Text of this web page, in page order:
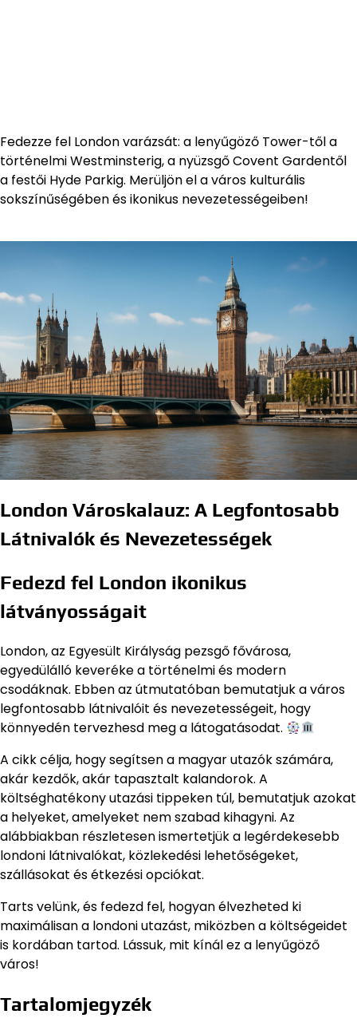
Fedezze fel London varázsát: a lenyűgöző Tower-től a
történelmi Westminsterig, a nyüzsgő Covent Gardentől
a festői Hyde Parkig. Merüljön el a város kulturális
sokszínűségében és ikonikus nevezetességeiben!
London Városkalauz: A Legfontosabb
Látnivalók és Nevezetességek
Fedezd fel London ikonikus
látványosságait
London, az Egyesült Királyság pezsgő fővárosa,
egyedülálló keveréke a történelmi és modern
csodáknak. Ebben az útmutatóban bemutatjuk a város
legfontosabb látnivalóit és nevezetességeit, hogy
könnyedén tervezhesd meg a látogatásodat.
A cikk célja, hogy segítsen a magyar utazók számára,
akár kezdők, akár tapasztalt kalandorok. A
költséghatékony utazási tippeken túl, bemutatjuk azokat
a helyeket, amelyeket nem szabad kihagyni. Az
alábbiakban részletesen ismertetjük a legérdekesebb
londoni látnivalókat, közlekedési lehetőségeket,
szállásokat és étkezési opciókat.
Tarts velünk, és fedezd fel, hogyan élvezheted ki
maximálisan a londoni utazást, miközben a költségeidet
is kordában tartod. Lássuk, mit kínál ez a lenyűgöző
város!
Tartalomjegyzék